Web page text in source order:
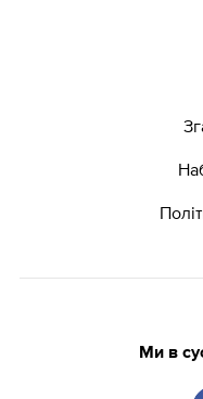
Ми в